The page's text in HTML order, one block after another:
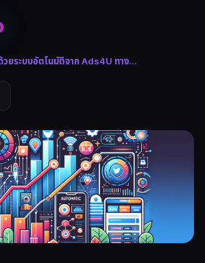
วยระบบอัตโนมัติจาก Ads4U ทาง...